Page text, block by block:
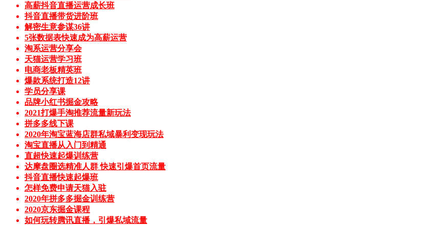
高薪抖音直播运营成长班
抖音直播带货进阶班
解密生意参谋36讲
5张数据表快速成为高薪运营
淘系运营分享会
天猫运营学习班
电商老板精英班
爆款系统打造12讲
学员分享课
品牌小红书掘金攻略
2021打爆手淘推荐流量新玩法
拼多多线下课
2020年淘宝蓝海店群私域暴利变现玩法
淘宝直播从入门到精通
直超快速起爆训练营
达摩盘圈选精准人群 快速引爆首页流量
抖音直播快速起爆班
怎样免费申请天猫入驻
2020年拼多多掘金训练营
2020京东掘金课程
如何玩转腾讯直播，引爆私域流量